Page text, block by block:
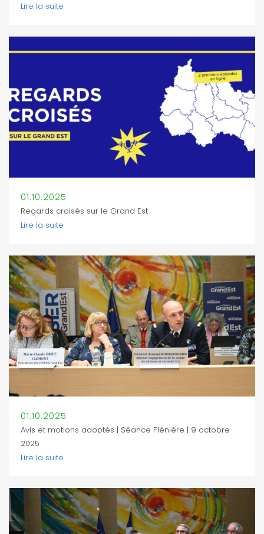
Lire la suite
01.10.2025
Regards croisés sur le Grand Est
Lire la suite
01.10.2025
Avis et motions adoptés | Séance Plénière | 9 octobre
2025
Lire la suite